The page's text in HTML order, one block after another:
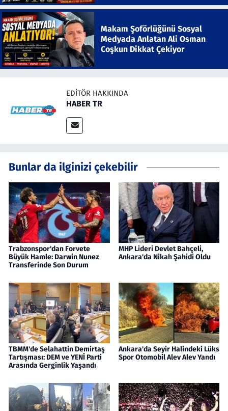
Makam Şoförlüğünü Sosyal
Medyada Anlatan Ali Osman
Coşkun Dikkat Çekiyor
EDITÖR HAKKINDA
HABER TR
Bunlar da ilginizi çekebilir
Trabzonspor'dan Forvete
Büyük Hamle: Darwin Nunez
Transferinde Son Durum
MHP Lideri Devlet Bahçeli,
Ankara'da Nikah Şahidi Oldu
TBMM'de Selahattin Demirtaş
Tartışması: DEM ve YENİ Parti
Arasında Gerginlik Yaşandı
Ankara'da Seyir Halindeki Lüks
Spor Otomobil Alev Alev Yandı